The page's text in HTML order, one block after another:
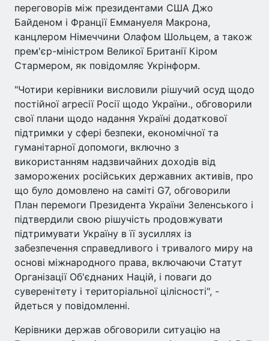
переговорів між президентами США Джо
Байденом і Франції Еммануеля Макрона,
канцлером Німеччини Олафом Шольцем, а також
прем'єр-міністром Великої Британії Кіром
Стармером, як повідомляє Укрінформ.
"Чотири керівники висловили рішучий осуд щодо
постійної агресії Росії щодо України., обговорили
свої плани щодо надання Україні додаткової
підтримки у сфері безпеки, економічної та
гуманітарної допомоги, включно з
використанням надзвичайних доходів від
заморожених російських державних активів, про
що було домовлено на саміті G7, обговорили
План перемоги Президента України Зеленського і
підтвердили свою рішучість продовжувати
підтримувати Україну в її зусиллях із
забезпечення справедливого і тривалого миру на
основі міжнародного права, включаючи Статут
Організації Об'єднаних Націй, і поваги до
суверенітету і територіальної цілісності", -
йдеться у повідомленні.
Керівники держав обговорили ситуацію на